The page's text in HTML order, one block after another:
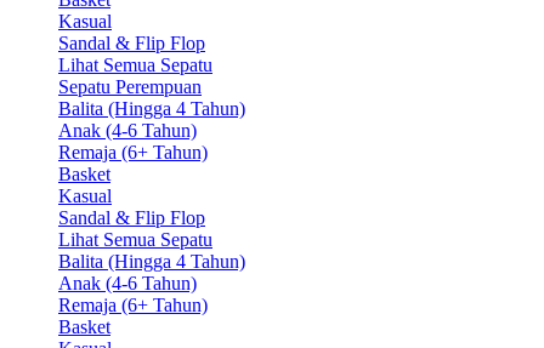
Kasual
Sandal & Flip Flop
Lihat Semua Sepatu
Sepatu Perempuan
Balita (Hingga 4 Tahun)
Anak (4-6 Tahun)
Remaja (6+ Tahun)
Basket
Kasual
Sandal & Flip Flop
Lihat Semua Sepatu
Balita (Hingga 4 Tahun)
Anak (4-6 Tahun)
Remaja (6+ Tahun)
Basket